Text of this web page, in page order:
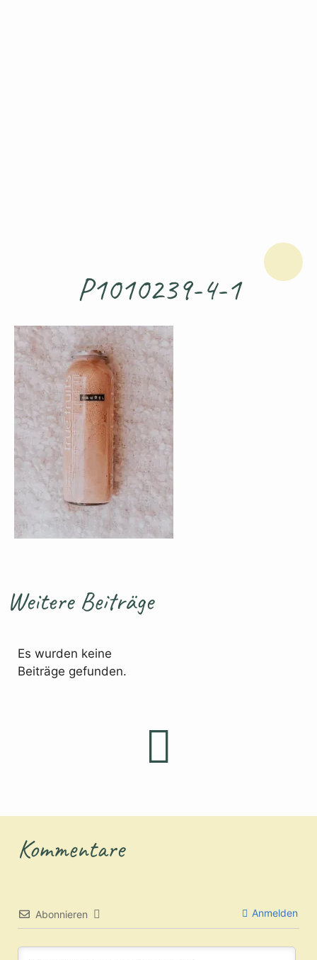
P1010239-4-1
Weitere Beiträge
Es wurden keine
Beiträge gefunden.
Kommentare
Abonnieren Anmelden